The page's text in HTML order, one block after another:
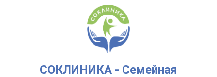
СОКЛИНИКА - Семейная